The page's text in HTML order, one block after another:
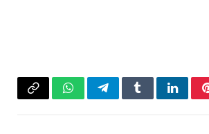
بينتيريستلينكدإنTumblrتيلقرامواتسابCopy